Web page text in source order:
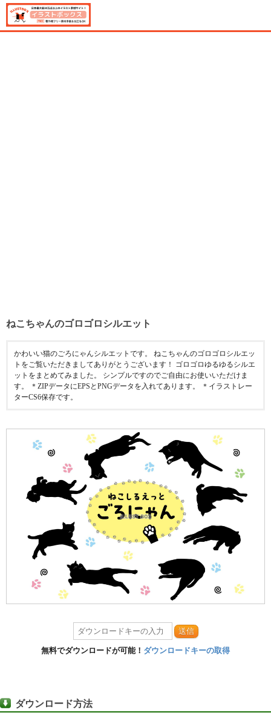
ねこちゃんのゴロゴロシルエット
かわいい猫のごろにゃんシルエットです。 ねこちゃんのゴロゴロシルエッ
トをご覧いただきましてありがとうございます！ ゴロゴロゆるゆるシルエ
ットをまとめてみました。 シンプルですのでご自由にお使いいただけま
す。 ＊ZIPデータにEPSとPNGデータを入れてあります。 ＊イラストレー
ターCS6保存です。
送信
無料でダウンロードが可能！ ダウンロードキーの取得
ダウンロード方法